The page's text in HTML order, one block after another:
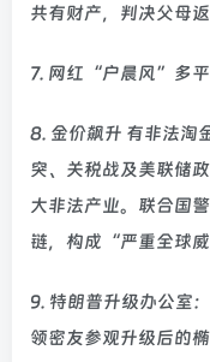
共有财产，判决父母返
7. 网红“户晨风”多
8. 金价飙升 有非法淘
突、关税战及美联储
大非法产业。联合国
链，构成“严重全球
9. 特朗普升级办公室
领密友参观升级后的